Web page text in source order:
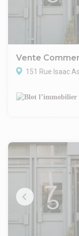
Vente
151 Rue Isaac